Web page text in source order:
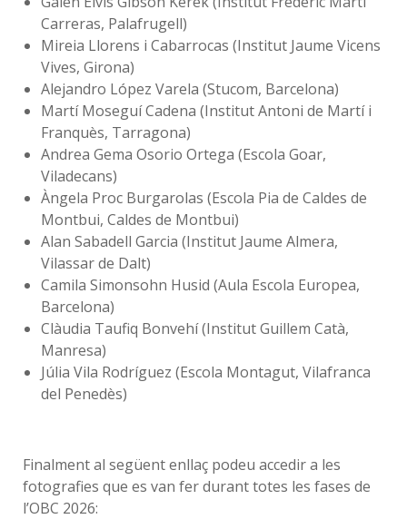
Carreras, Palafrugell)
Mireia Llorens i Cabarrocas (Institut Jaume Vicens
Vives, Girona)
Alejandro López Varela (Stucom, Barcelona)
Martí Moseguí Cadena (Institut Antoni de Martí i
Franquès, Tarragona)
Andrea Gema Osorio Ortega (Escola Goar,
Viladecans)
Àngela Proc Burgarolas (Escola Pia de Caldes de
Montbui, Caldes de Montbui)
Alan Sabadell Garcia (Institut Jaume Almera,
Vilassar de Dalt)
Camila Simonsohn Husid (Aula Escola Europea,
Barcelona)
Clàudia Taufiq Bonvehí (Institut Guillem Catà,
Manresa)
Júlia Vila Rodríguez (Escola Montagut, Vilafranca
del Penedès)
Finalment al següent enllaç podeu accedir a les
fotografies que es van fer durant totes les fases de
l’OBC 2026: